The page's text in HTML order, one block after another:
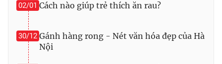
Liên hệ tòa soạn
02/01 Cách nào giúp trẻ thích ăn rau?
30/12 Gánh hàng rong - Nét văn hóa đẹp của Hà
Nội